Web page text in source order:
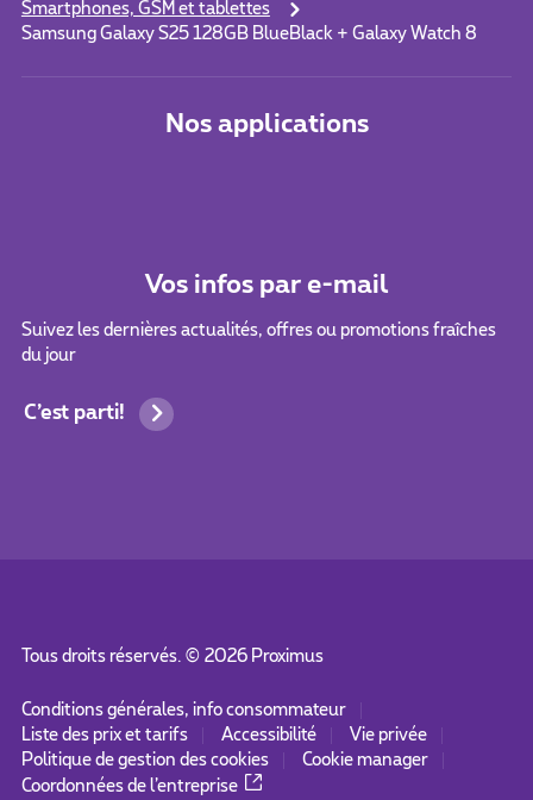
Smartphones, GSM et tablettes
Samsung Galaxy S25 128GB BlueBlack + Galaxy Watch 8
Nos applications
Vos infos par e-mail
Suivez les dernières actualités, offres ou promotions fraîches
du jour
C’est parti!
Tous droits réservés. © 2026Proximus
Conditions générales, info consommateur
Liste des prix et tarifs
Accessibilité
Vie privée
Politique de gestion des cookies
Cookie manager
Coordonnées de l’entreprise